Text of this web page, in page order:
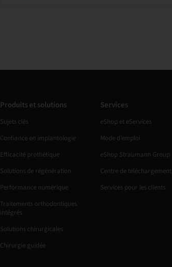
Produits et solutions
Sujets clés
Confiance en implantologie
Efficacité prothétique
Solutions de régénération
Performance numérique
Traitements orthodontiques
intégrés
Solutions chirurgicales
Chirurgie guidée
Services
eShop et eServices
Mode d’emploi
eShop Straumann Group
Centre de téléchargement
Services pour les clients